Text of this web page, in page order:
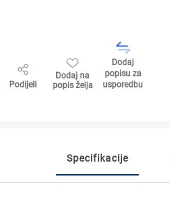
Podijeli
Dodaj na
popis želja
Dodaj
popisu za
usporedbu
Specifikacije